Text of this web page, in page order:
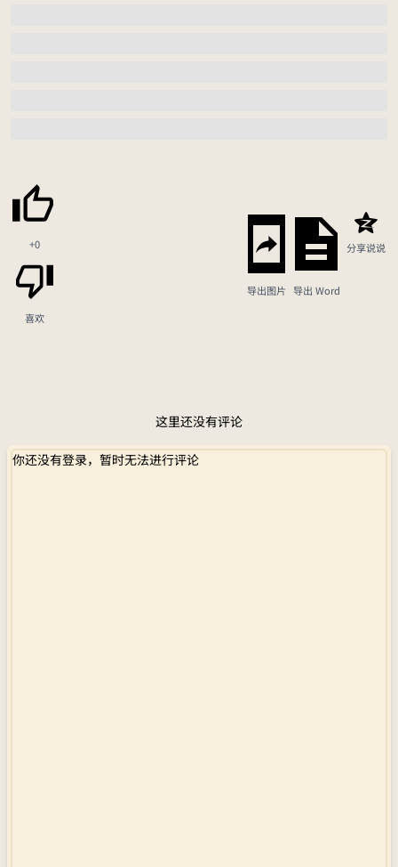
+0
喜欢
导出图片 导出 Word
分享说说
这里还没有评论
你还没有登录，暂时无法进行评论